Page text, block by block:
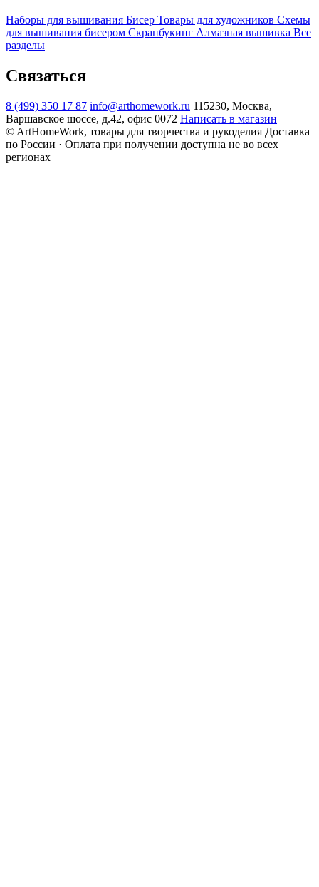
Наборы для вышивания Бисер Товары для художников Схемы
для вышивания бисером Скрапбукинг Алмазная вышивка Все
разделы
Связаться
8 (499) 350 17 87 info@arthomework.ru 115230, Москва,
Варшавское шоссе, д.42, офис 0072 Написать в магазин
© ArtHomeWork, товары для творчества и рукоделия Доставка
по России · Оплата при получении доступна не во всех
регионах